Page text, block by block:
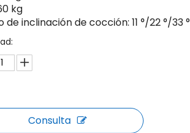
kg
de inclinación de cocción: 11 °/22 °/33 °
Consulta